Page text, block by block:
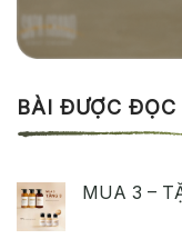
BÀI ĐƯỢC ĐỌC
MUA 3 –